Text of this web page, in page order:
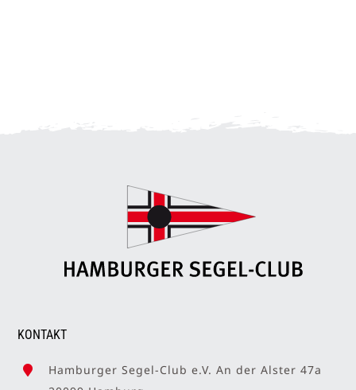
KONTAKT
Hamburger Segel-Club e.V. An der Alster 47a